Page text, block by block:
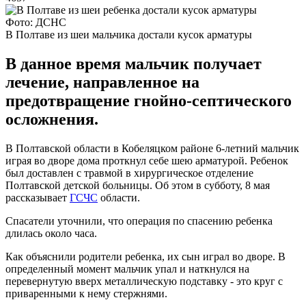
Фото: ДСНС
В Полтаве из шеи мальчика достали кусок арматуры
В данное время мальчик получает
лечение, направленное на
предотвращение гнойно-септического
осложнения.
В Полтавской области в Кобеляцком районе 6-летний мальчик
играя во дворе дома проткнул себе шею арматурой. Ребенок
был доставлен с травмой в хирургическое отделение
Полтавской детской больницы. Об этом в субботу, 8 мая
рассказывает ГСЧС области.
Спасатели уточнили, что операция по спасению ребенка
длилась около часа.
Как объяснили родители ребенка, их сын играл во дворе. В
определенный момент мальчик упал и наткнулся на
перевернутую вверх металлическую подставку - это круг с
приваренными к нему стержнями.